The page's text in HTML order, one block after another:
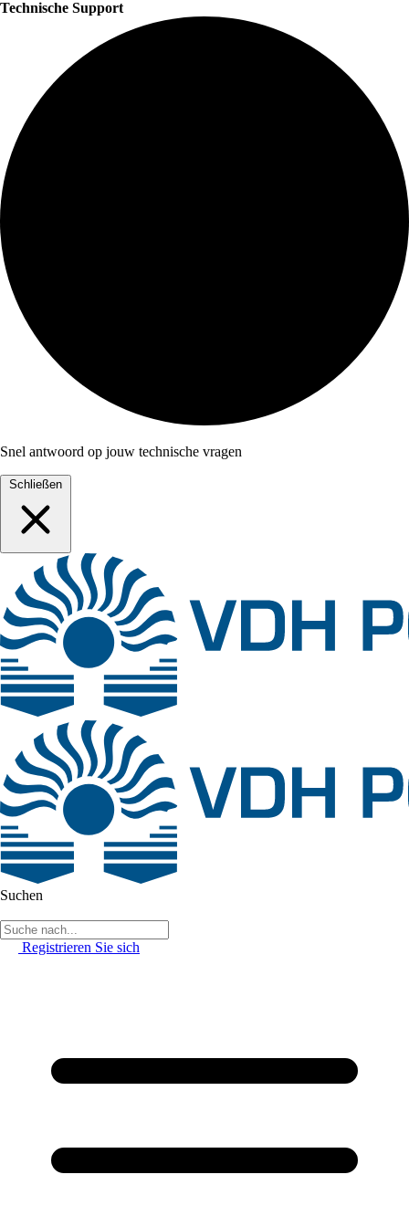
Technische Support
Snel antwoord op jouw technische vragen
Schließen
Suchen
Registrieren Sie sich